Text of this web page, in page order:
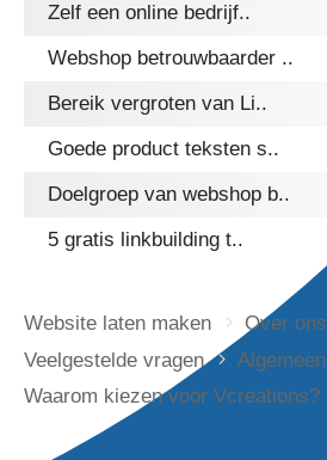
Zelf een online bedrijf..
Webshop betrouwbaarder ..
Bereik vergroten van Li..
Goede product teksten s..
Doelgroep van webshop b..
5 gratis linkbuilding t..
Website laten maken
Over ons
Veelgestelde vragen
Algemeen
Waarom kiezen voor Vcreations?